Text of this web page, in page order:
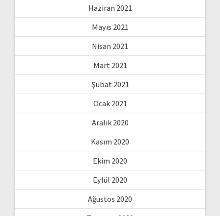
Haziran 2021
Mayıs 2021
Nisan 2021
Mart 2021
Şubat 2021
Ocak 2021
Aralık 2020
Kasım 2020
Ekim 2020
Eylül 2020
Ağustos 2020